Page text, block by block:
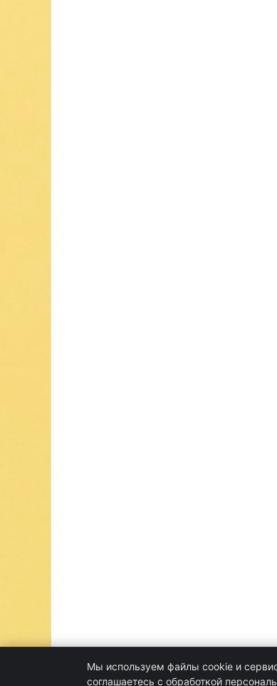
Мы используем файлы cookie и
соглашаетесь с обработкой